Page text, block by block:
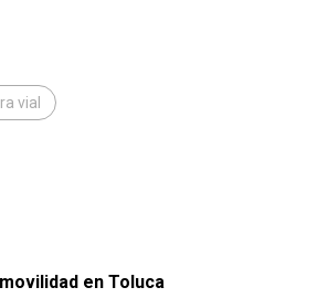
vial
en Toluca